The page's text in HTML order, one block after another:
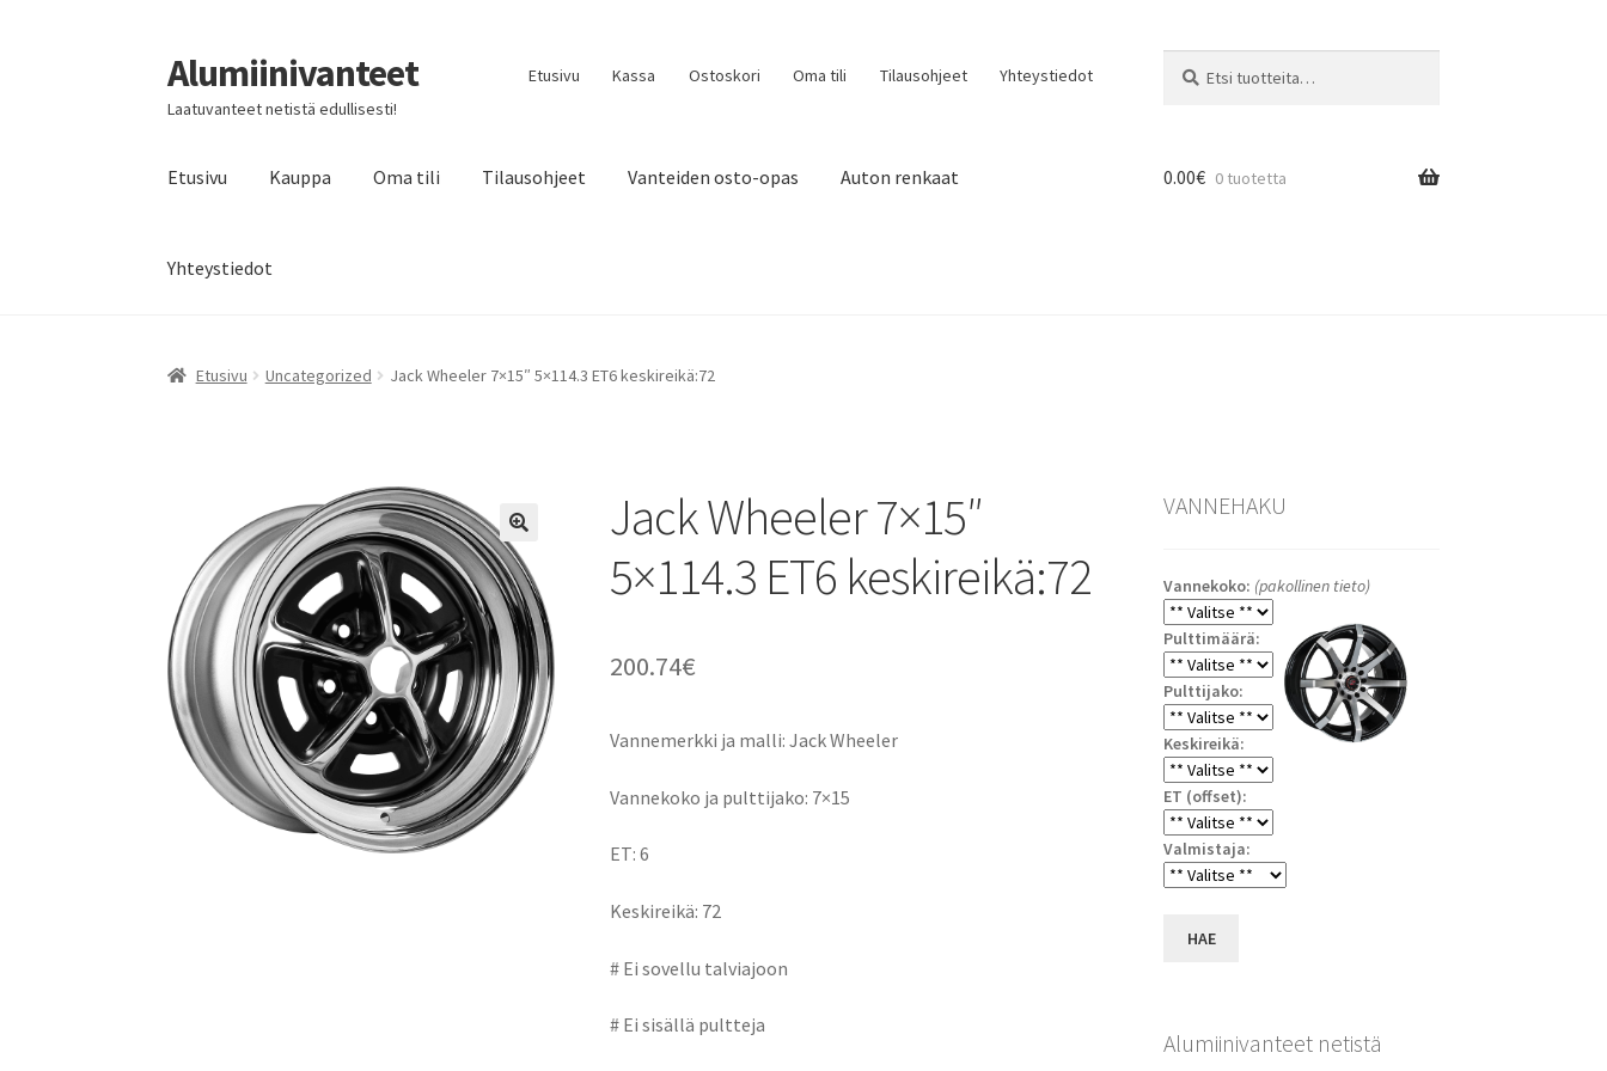
Siirry
navigointiin
Siirry
sisältöön
Alumiinivanteet
Laatuvanteet netistä edullisesti!
Etusivu Kassa Ostoskori Oma tili Tilausohjeet Yhteystiedot
Etusivu Kauppa Oma tili Tilausohjeet Vanteiden osto-opas Auton renkaat
Yhteystiedot
0.00€ 0 tuotetta
Etusivu Uncategorized Jack Wheeler 7×15″ 5×114.3 ET6 keskireikä:72
Jack Wheeler 7×15″
5×114.3 ET6 keskireikä:72
200.74€
Vannemerkki ja malli: Jack Wheeler
Vannekoko ja pulttijako: 7×15
ET: 6
Keskireikä: 72
# Ei sovellu talviajoon
# Ei sisällä pultteja
VANNEHAKU
Vannekoko: (pakollinen tieto)
Pulttimäärä:
Pulttijako:
Keskireikä:
ET (offset):
Valmistaja:
HAE
Alumiinivanteet netistä